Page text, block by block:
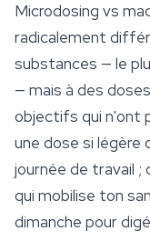
Microdosing vs
radicalement
substances — le
— mais à des
objectifs qui n'ont
une dose si légère
journée de travail ;
qui mobilise ton
dimanche pour